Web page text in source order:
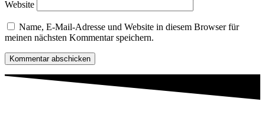
Website
Name, E-Mail-Adresse und Website in diesem Browser für
meinen nächsten Kommentar speichern.